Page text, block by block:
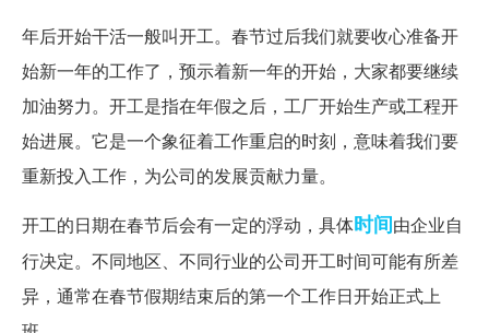
年后开始干活一般叫开工。春节过后我们就要收心准备开
始新一年的工作了，预示着新一年的开始，大家都要继续
加油努力。开工是指在年假之后，工厂开始生产或工程开
始进展。它是一个象征着工作重启的时刻，意味着我们要
重新投入工作，为公司的发展贡献力量。
开工的日期在春节后会有一定的浮动，具体时间由企业自
行决定。不同地区、不同行业的公司开工时间可能有所差
异，通常在春节假期结束后的第一个工作日开始正式上